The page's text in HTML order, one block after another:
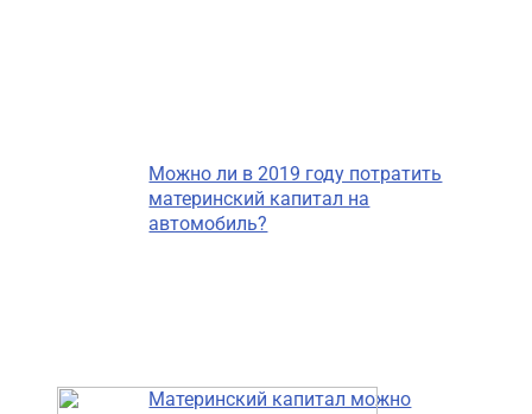
Можно ли в 2019 году потратить
материнский капитал на
автомобиль?
Материнский капитал можно